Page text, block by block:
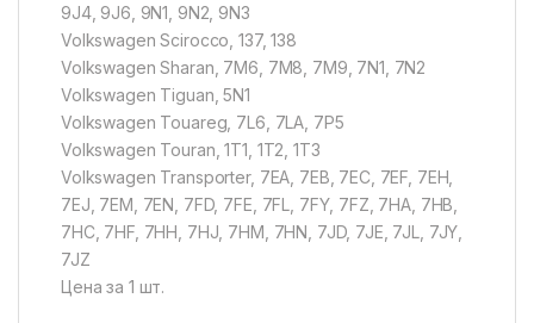
9J4, 9J6, 9N1, 9N2, 9N3
Volkswagen Scirocco, 137, 138
Volkswagen Sharan, 7M6, 7M8, 7M9, 7N1, 7N2
Volkswagen Tiguan, 5N1
Volkswagen Touareg, 7L6, 7LA, 7P5
Volkswagen Touran, 1T1, 1T2, 1T3
Volkswagen Transporter, 7EA, 7EB, 7EC, 7EF, 7EH,
7EJ, 7EM, 7EN, 7FD, 7FE, 7FL, 7FY, 7FZ, 7HA, 7HB,
7HC, 7HF, 7HH, 7HJ, 7HM, 7HN, 7JD, 7JE, 7JL, 7JY,
7JZ
Цена за 1 шт.